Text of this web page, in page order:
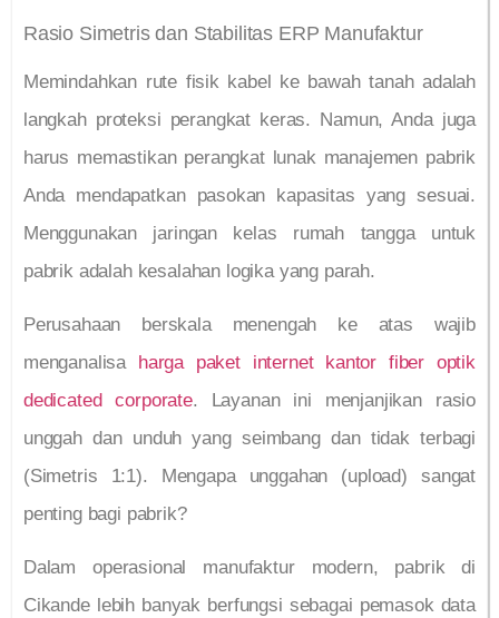
Rasio Simetris dan Stabilitas ERP Manufaktur
Memindahkan rute fisik kabel ke bawah tanah adalah
langkah proteksi perangkat keras. Namun, Anda juga
harus memastikan perangkat lunak manajemen pabrik
Anda mendapatkan pasokan kapasitas yang sesuai.
Menggunakan jaringan kelas rumah tangga untuk
pabrik adalah kesalahan logika yang parah.
Perusahaan berskala menengah ke atas wajib
menganalisa harga paket internet kantor fiber optik
dedicated corporate. Layanan ini menjanjikan rasio
unggah dan unduh yang seimbang dan tidak terbagi
(Simetris 1:1). Mengapa unggahan (upload) sangat
penting bagi pabrik?
Dalam operasional manufaktur modern, pabrik di
Cikande lebih banyak berfungsi sebagai pemasok data